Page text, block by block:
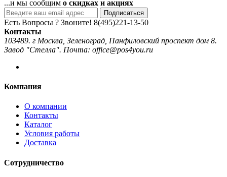
...и мы сообщим о скидках и акциях
Подписаться
Есть Вопросы ? Звоните! 8(495)221-13-50
Контакты
103489. г Москва, Зеленоград, Панфиловский проспект дом 8.
Завод "Стелла". Почта: office@pos4you.ru
Компания
О компании
Контакты
Каталог
Условия работы
Доставка
Сотрудничество